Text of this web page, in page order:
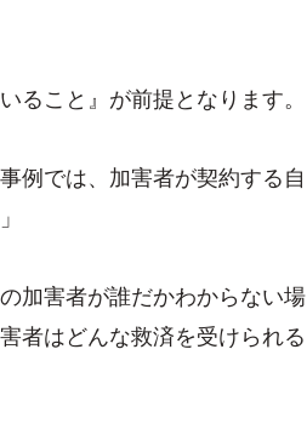
ること』が前提となります。
例では、加害者が契約する自
加害者が誰だかわからない場
者はどんな救済を受けられる